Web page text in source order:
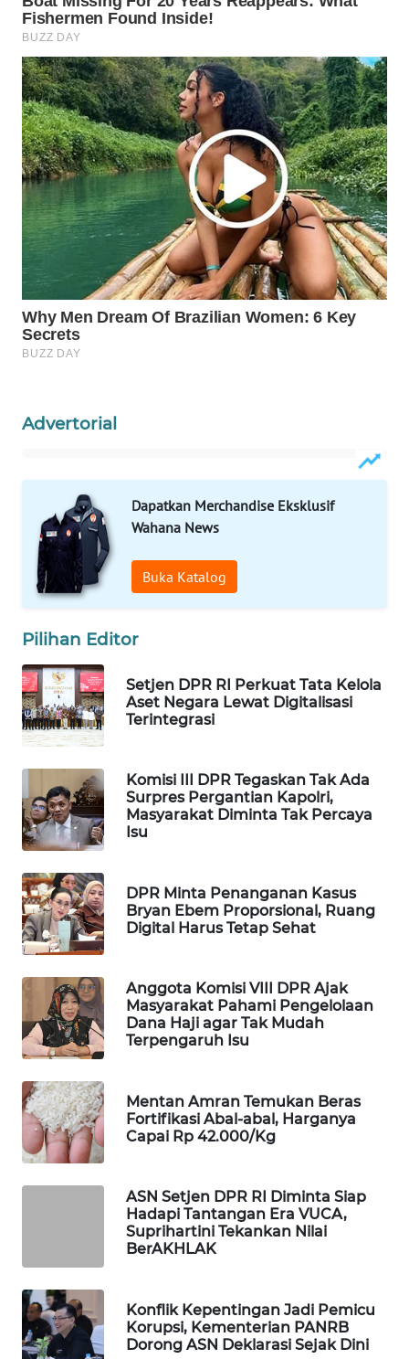
Advertorial
Dapatkan Merchandise Eksklusif
Wahana News
Buka Katalog
Pilihan Editor
Setjen DPR RI Perkuat Tata Kelola
Aset Negara Lewat Digitalisasi
Terintegrasi
Komisi III DPR Tegaskan Tak Ada
Surpres Pergantian Kapolri,
Masyarakat Diminta Tak Percaya
Isu
DPR Minta Penanganan Kasus
Bryan Ebem Proporsional, Ruang
Digital Harus Tetap Sehat
Anggota Komisi VIII DPR Ajak
Masyarakat Pahami Pengelolaan
Dana Haji agar Tak Mudah
Terpengaruh Isu
Mentan Amran Temukan Beras
Fortifikasi Abal-abal, Harganya
Capai Rp 42.000/Kg
ASN Setjen DPR RI Diminta Siap
Hadapi Tantangan Era VUCA,
Suprihartini Tekankan Nilai
BerAKHLAK
Konflik Kepentingan Jadi Pemicu
Korupsi, Kementerian PANRB
Dorong ASN Deklarasi Sejak Dini
WN
LIKUPANG
WN
LABUANBAJO
WN
BORNEO
Wahana
Media
Group
WAHANA
NEWS
WAHANA
INFRASTRUKTUR
WAHANA
KONSUMEN
LISTRIK
WAHANA
TRAVEL
WAHANA
TV
ID
WAHANANEWS
CO ID
WAHANANEWS
NET
WAHANA
SPORT
WAHANA
UMKM
WAHANA
OTOMOTIF